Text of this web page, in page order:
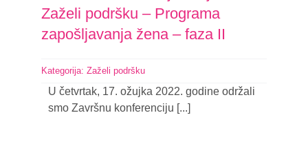
Zaželi podršku – Programa
zapošljavanja žena – faza II
Kategorija: Zaželi podršku
U četvrtak, 17. ožujka 2022. godine održali
smo Završnu konferenciju [...]